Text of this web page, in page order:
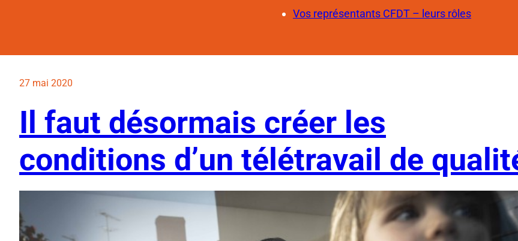
Vos représentants CFDT – leurs rôles
27 mai 2020
Il faut désormais créer les
conditions d’un télétravail de